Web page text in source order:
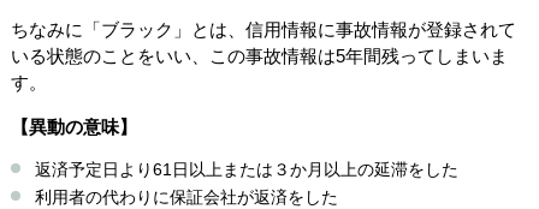
ちなみに「ブラック」とは、信用情報に事故情報が登録されて
いる状態のことをいい、この事故情報は5年間残ってしまいま
す。
【異動の意味】
返済予定日より61日以上または３か月以上の延滞をした
利用者の代わりに保証会社が返済をした